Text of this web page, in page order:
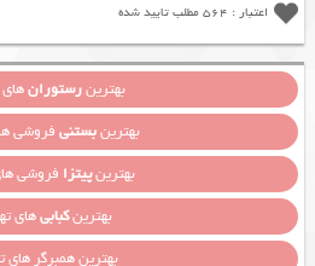
اعتبار : 564 مطلب تایید شده
بهترینرستوران
بهترینبستنی فروشی
بهترینپیتزا فروشی
بهترینکبابیهای
بهترین همبرگر های